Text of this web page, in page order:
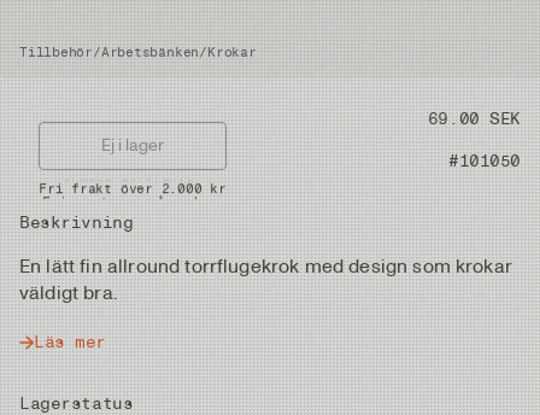
Tillbehör/Arbetsbänken/Krokar
Pris 69.00 SEK
Artikelnummer #101050
Beskrivning
En lätt fin allround torrflugekrok med design som krokar
väldigt bra.
Läs mer
Lagerstatus
Ej i lager
Snabba leveranser
Fri frakt över 2.000 kr
Fria returer på vadare